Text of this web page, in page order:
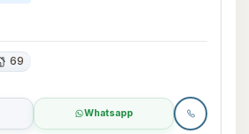
69
Whatsapp